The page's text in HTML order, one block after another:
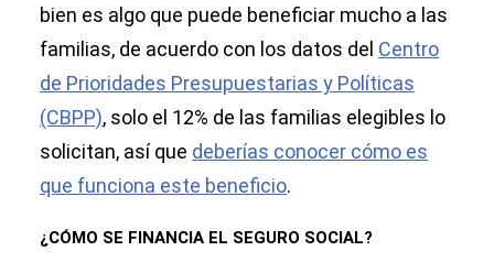
bien es algo que puede beneficiar mucho a las
familias, de acuerdo con los datos del Centro
de Prioridades Presupuestarias y Políticas
(CBPP), solo el 12% de las familias elegibles lo
solicitan, así que deberías conocer cómo es
que funciona este beneficio.
¿CÓMO SE FINANCIA EL SEGURO SOCIAL?